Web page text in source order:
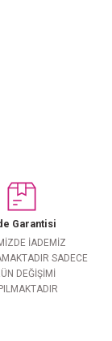
Garantisi
İADEMİZ
SADECE
DEĞİŞİMİ